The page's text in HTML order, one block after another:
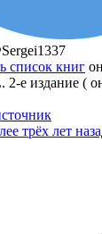
список книг
2-е издание (
трёх лет